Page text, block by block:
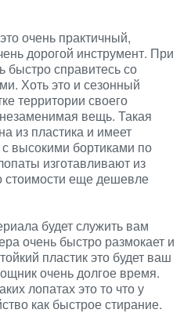
очень практичный,
дорогой инструмент. При
справитесь со
Хоть это и сезонный
территории своего
незаменимая вещь. Такая
из пластика и имеет
высокими бортиками по
изготавливают из
стоимости еще дешевле
будет служить вам
очень быстро размокает и
пластик это будет ваш
очень долгое время.
лопатах это то что у
как быстрое стирание.